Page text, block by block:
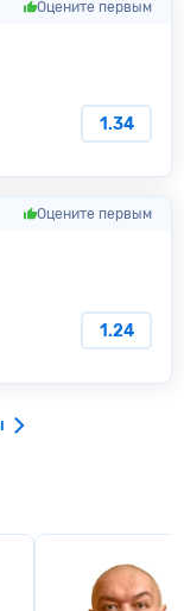
Оцените первым
1.34
Оцените первым
1.24